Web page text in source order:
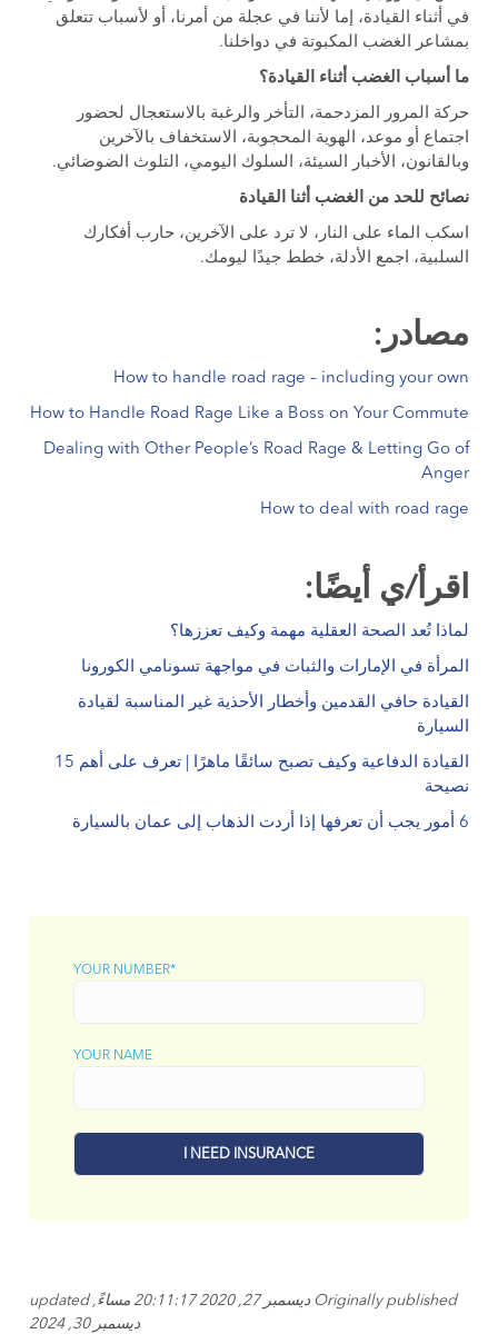
في أثناء القيادة، إما لأننا في عجلة من أمرنا، أو لأسباب تتعلق
بمشاعر الغضب المكبوتة في دواخلنا.
ما أسباب الغضب أثناء القيادة؟
حركة المرور المزدحمة، التأخر والرغبة بالاستعجال لحضور
اجتماع أو موعد، الهوية المحجوبة، الاستخفاف بالآخرين
وبالقانون، الأخبار السيئة، السلوك اليومي، التلوث الضوضائي.
نصائح للحد من الغضب أثنا القيادة
اسكب الماء على النار، لا ترد على الآخرين، حارب أفكارك
السلبية، اجمع الأدلة، خطط جيدًا ليومك.
مصادر:
How to handle road rage – including your own
How to Handle Road Rage Like a Boss on Your Commute
Dealing with Other People’s Road Rage & Letting Go of
Anger
How to deal with road rage
اقرأ/ي أيضًا:
لماذا تُعد الصحة العقلية مهمة وكيف تعززها؟
المرأة في الإمارات والثبات في مواجهة تسونامي الكورونا
القيادة حافي القدمين وأخطار الأحذية غير المناسبة لقيادة
السيارة
القيادة الدفاعية وكيف تصبح سائقًا ماهرًا | تعرف على أهم 15
نصيحة
6 أمور يجب أن تعرفها إذا أردت الذهاب إلى عمان بالسيارة
YOUR NUMBER*
YOUR NAME
Originally published ديسمبر 27, 2020 20:11:17 مساءً, updated
ديسمبر 30, 2024